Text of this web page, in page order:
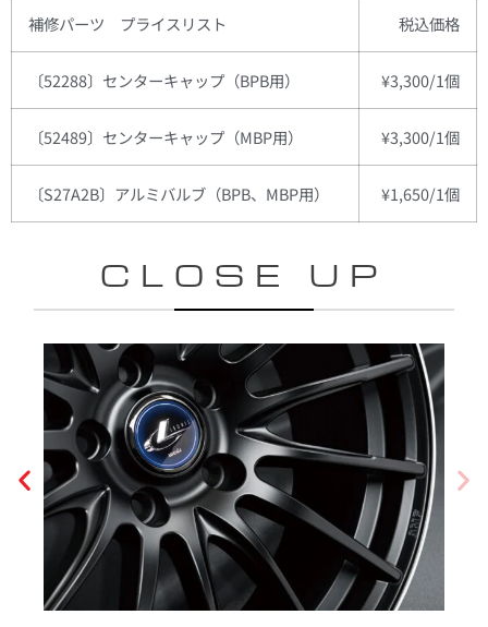
補修パーツ プライスリスト 税込価格
〔52288〕センターキャップ（BPB用） ¥3,300/1個
〔52489〕センターキャップ（MBP用） ¥3,300/1個
〔S27A2B〕アルミバルブ（BPB、MBP用） ¥1,650/1個
CLOSE UP